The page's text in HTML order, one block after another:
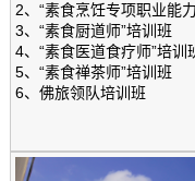
2、“素食烹饪专项职业能
3、“素食厨道师”培训班
4、“素食医道食疗师”培训
5、“素食禅茶师”培训班
6、佛旅领队培训班